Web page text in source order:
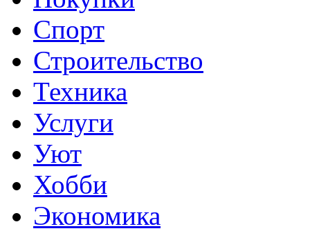
Спорт
Строительство
Техника
Услуги
Уют
Хобби
Экономика